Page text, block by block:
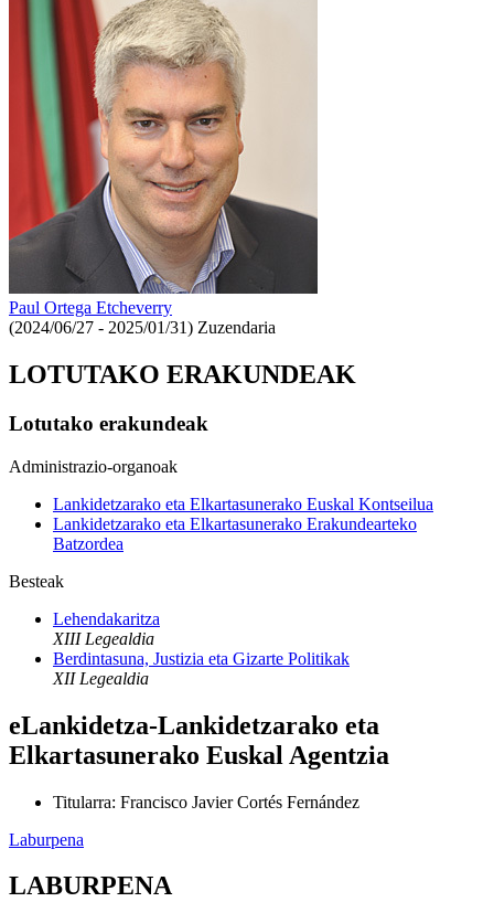
Paul Ortega Etcheverry
(2024/06/27 - 2025/01/31) Zuzendaria
LOTUTAKO ERAKUNDEAK
Lotutako erakundeak
Administrazio-organoak
Lankidetzarako eta Elkartasunerako Euskal Kontseilua
Lankidetzarako eta Elkartasunerako Erakundearteko
Batzordea
Besteak
Lehendakaritza
XIII Legealdia
Berdintasuna, Justizia eta Gizarte Politikak
XII Legealdia
eLankidetza-Lankidetzarako eta
Elkartasunerako Euskal Agentzia
Titularra: Francisco Javier Cortés Fernández
Laburpena
LABURPENA